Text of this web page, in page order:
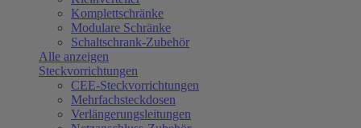
Komplettschränke
Modulare Schränke
Schaltschrank-Zubehör
Alle anzeigen
Steckvorrichtungen
CEE-Steckvorrichtungen
Mehrfachsteckdosen
Verlängerungsleitungen